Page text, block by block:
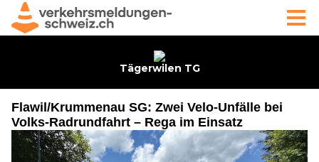
Flawil/Krummenau SG: Zwei Velo-Unfälle bei
Volks-Radrundfahrt – Rega im Einsatz